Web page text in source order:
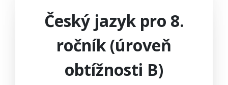
Český jazyk pro 8.
ročník (úroveň
obtížnosti B)